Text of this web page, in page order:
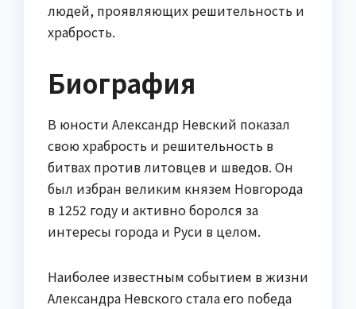
людей, проявляющих решительность и
храбрость.
Биография
В юности Александр Невский показал
свою храбрость и решительность в
битвах против литовцев и шведов. Он
был избран великим князем Новгорода
в 1252 году и активно боролся за
интересы города и Руси в целом.
Наиболее известным событием в жизни
Александра Невского стала его победа